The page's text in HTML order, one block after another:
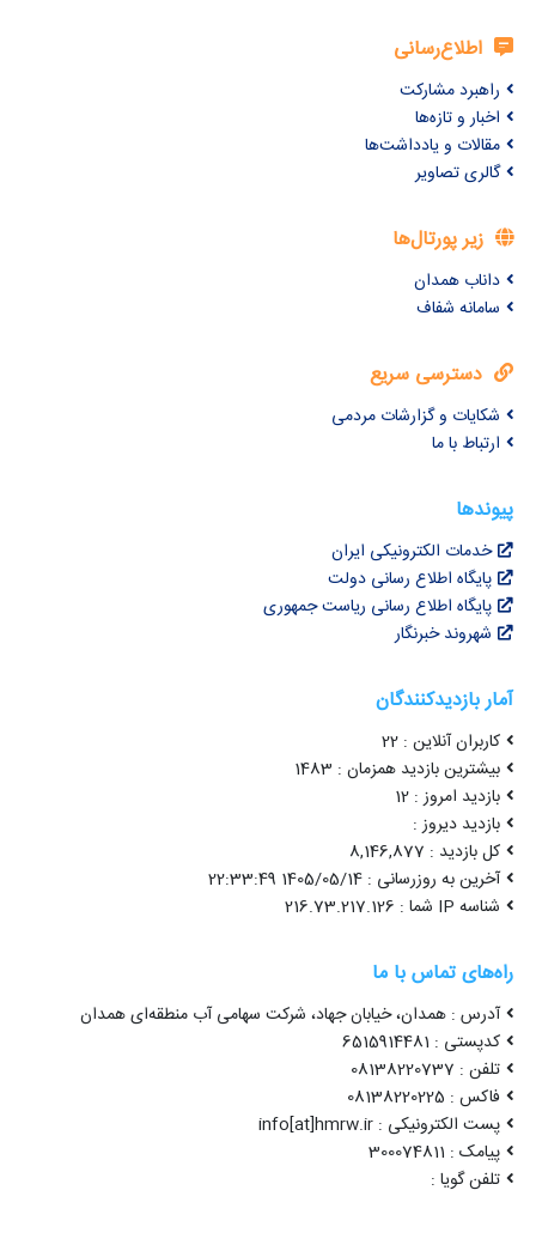
اطلاع‌رسانی
راهبرد مشارکت
اخبار و تازه‌ها
مقالات و یادداشت‌ها
گالری تصاویر
زیر پورتال‌ها
داناب همدان
سامانه شفاف
دسترسی سریع
شکایات و گزارشات مردمی
ارتباط با ما
پیوندها
خدمات الکترونیکی ایران
پایگاه اطلاع رسانی دولت
پایگاه اطلاع رسانی ریاست جمهوری
شهروند خبرنگار
آمار بازدیدکنندگان
کاربران آنلاین : 22
بیشترین بازدید همزمان : 1483
بازدید امروز : 12
بازدید دیروز :
کل بازدید : 8,146,877
آخرین به روزرسانی : 1405/05/14 22:33:49
شناسه IP شما : 216.73.217.126
راه‌های تماس با ما
آدرس : همدان، خیابان جهاد، شرکت سهامی آب منطقه‌ای همدان
کدپستی : 6515914481
تلفن : 08138220737
فاکس : 08138220225
پست الکترونیکی : info[at]hmrw.ir
پیامک : 300074811
تلفن گویا :